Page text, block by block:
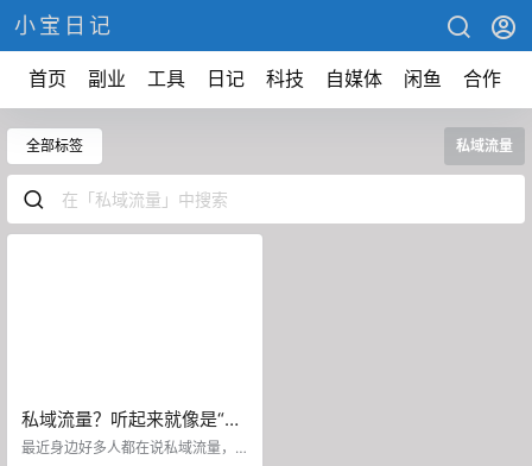
小宝日记
首页 副业 工具 日记 科技 自媒体 闲鱼 合作
全部标签 私域流量
私域流量？听起来就像是“我
的鱼塘我做主”
最近身边好多人都在说私域流量，